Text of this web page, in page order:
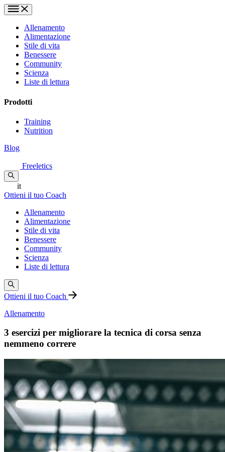
Allenamento
Alimentazione
Stile di vita
Benessere
Community
Scienza
Liste di lettura
Prodotti
Training
Nutrition
Blog
Freeletics
it
Ottieni il tuo Coach
Allenamento
Alimentazione
Stile di vita
Benessere
Community
Scienza
Liste di lettura
Ottieni il tuo Coach
Allenamento
3 esercizi per migliorare la tecnica di corsa senza
nemmeno correre